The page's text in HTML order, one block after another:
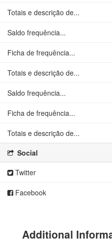
Totais e descrição de...
Saldo frequência...
Ficha de frequência...
Totais e descrição de...
Saldo frequência...
Ficha de frequência...
Totais e descrição de...
Social
Twitter
Facebook
Additional